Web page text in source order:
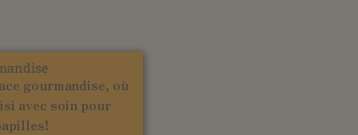
gourmandise, où
avec soin pour